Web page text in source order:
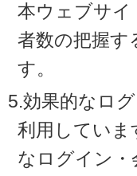
本ウェブサイ
者数の把握す
す。
5.効果的なロ
利用していま
なログイン・